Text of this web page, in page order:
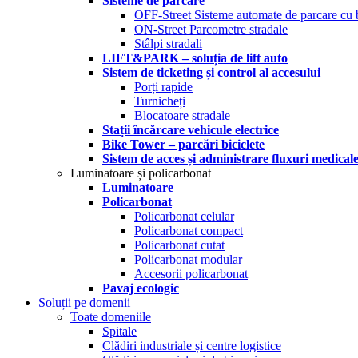
OFF-Street Sisteme automate de parcare cu
ON-Street Parcometre stradale
Stâlpi stradali
LIFT&PARK – soluția de lift auto
Sistem de ticketing și control al accesului
Porți rapide
Turnicheți
Blocatoare stradale
Stații încărcare vehicule electrice
Bike Tower – parcări biciclete
Sistem de acces și administrare fluxuri medicale
Luminatoare și policarbonat
Luminatoare
Policarbonat
Policarbonat celular
Policarbonat compact
Policarbonat cutat
Policarbonat modular
Accesorii policarbonat
Pavaj ecologic
Soluții pe domenii
Toate domeniile
Spitale
Clădiri industriale și centre logistice